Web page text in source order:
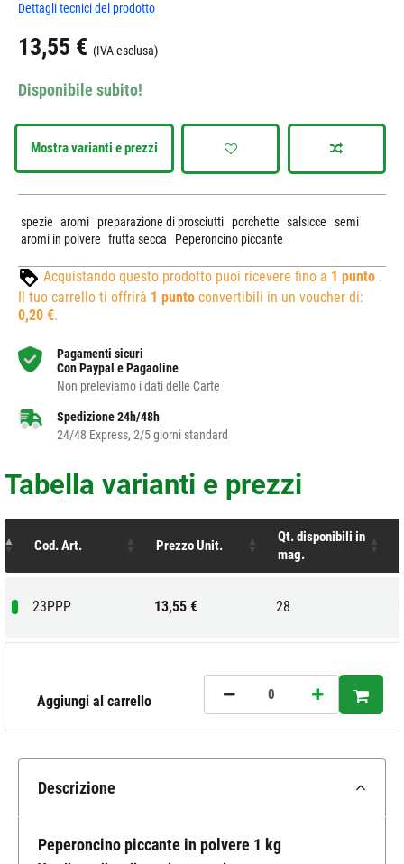
Dettagli tecnici del prodotto
13,55 € (IVA esclusa)
Disponibile subito!
Mostra varianti e prezzi
spezie aromi preparazione di prosciutti porchette salsicce
semi
aromi in polvere frutta secca Peperoncino piccante
Acquistando questo prodotto puoi ricevere fino a 1 punto .
Il tuo carrello ti offrirà 1 punto convertibili in un voucher di:
0,20 €.
Pagamenti sicuri
Con Paypal e Pagaoline
Non preleviamo i dati delle Carte
Spedizione 24h/48h
24/48 Express, 2/5 giorni standard
Tabella varianti e prezzi
Cod. Art. Prezzo Unit.
Qt. disponibili in
mag.
23PPP 13,55 € 28
Aggiungi al carrello
Descrizione
Peperoncino piccante in polvere 1 kg